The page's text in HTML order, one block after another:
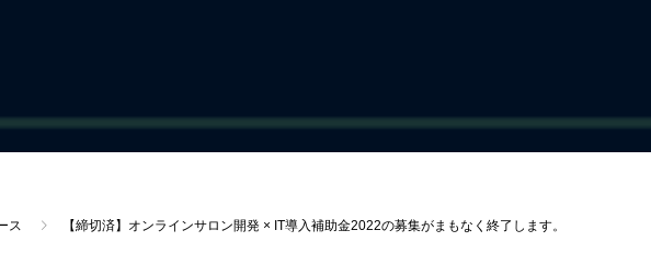
ス 【締切済】オンラインサロン開発 × IT導入補助金2022の募集がまもなく終了します。